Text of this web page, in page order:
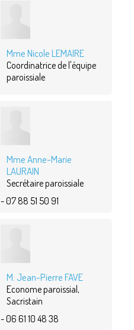
Mme Nicole LEMAIRE
Coordinatrice de l'équipe
paroissiale
Mme Anne-Marie
LAURAIN
Secrétaire paroissiale
- 07 88 51 50 91
M. Jean-Pierre FAVE
Econome paroissial,
Sacristain
- 06 61 10 48 38